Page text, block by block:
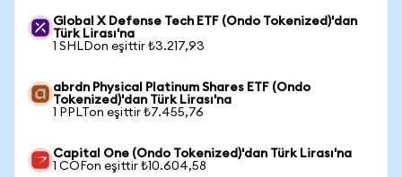
Global X Defense Tech ETF (Ondo Tokenized)'dan
Türk Lirası'na
1 SHLDon eşittir ₺3.217,93
abrdn Physical Platinum Shares ETF (Ondo
Tokenized)'dan Türk Lirası'na
1 PPLTon eşittir ₺7.455,76
Capital One (Ondo Tokenized)'dan Türk Lirası'na
1 COFon eşittir ₺10.604,58